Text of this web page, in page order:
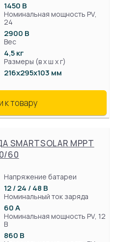
1450 В
Номинальная мощность PV,
24
2900 В
Вес
4,5 кг
Размеры (в х ш х г)
216x295x103 мм
к товару
MPPT
60
Напряжение батареи
12 / 24 / 48 В
Номинальный ток заряда
60 А
Номинальная мощность PV, 12
В
860 В